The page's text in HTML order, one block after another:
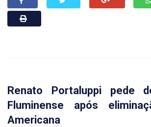
Renato Portaluppi pede
Fluminense após
Americana